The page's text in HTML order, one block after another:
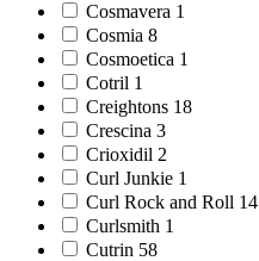
Cosmavera 1
Cosmia 8
Cosmoetica 1
Cotril 1
Creightons 18
Crescina 3
Crioxidil 2
Curl Junkie 1
Curl Rock and Roll 14
Curlsmith 1
Cutrin 58